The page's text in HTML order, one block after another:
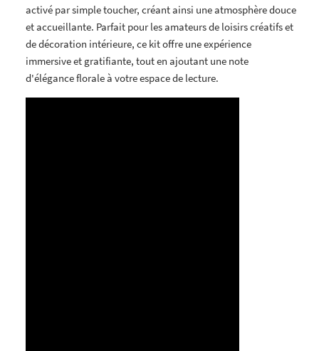
activé par simple toucher, créant ainsi une atmosphère douce
et accueillante. Parfait pour les amateurs de loisirs créatifs et
de décoration intérieure, ce kit offre une expérience
immersive et gratifiante, tout en ajoutant une note
d'élégance florale à votre espace de lecture.